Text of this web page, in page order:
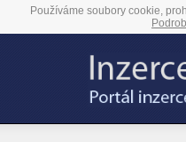
Používáme soubory cookie,